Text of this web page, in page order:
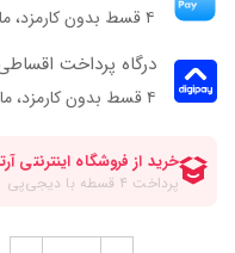
۴ قسط بدون کارمزد، ماهانه ۱٬۸۸۰٬۸۵۰ تومان
درگاه پرداخت
۴ قسط بدون کارمزد، ماهانه 1,880,850 تومان